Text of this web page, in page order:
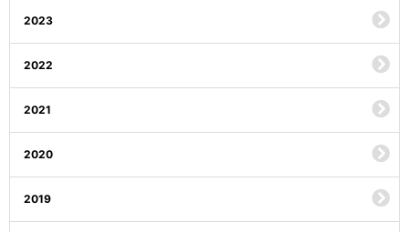
2023
2022
2021
2020
2019